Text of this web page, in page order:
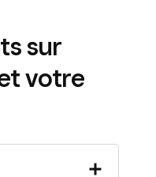
sur
votre